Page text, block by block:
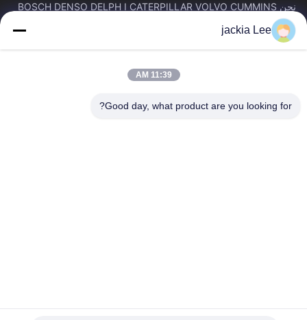
نحن BOSCH DENSO DELPH I CATERPILLAR VOLVO CUMMINS
9523.
روابط سريعة
المنتجات
حولنا
جولة في المصنع
jackia Lee
11:39 AM
Good day, what product are you looking for?